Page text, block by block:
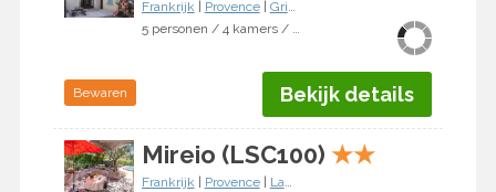
Frankrijk Provence| Grignan
5 personen / 4 kamers / 3 slaapkamers
Bewaren Bekijk details
Mireio (LSC100) ★★
Frankrijk Provence| Lambesc